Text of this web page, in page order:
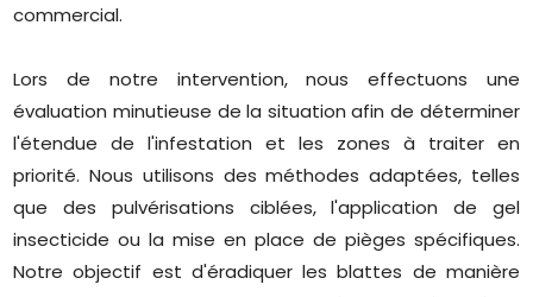
commercial.
Lors de notre intervention, nous effectuons une
évaluation minutieuse de la situation afin de déterminer
l'étendue de l'infestation et les zones à traiter en
priorité. Nous utilisons des méthodes adaptées, telles
que des pulvérisations ciblées, l'application de gel
insecticide ou la mise en place de pièges spécifiques.
Notre objectif est d'éradiquer les blattes de manière